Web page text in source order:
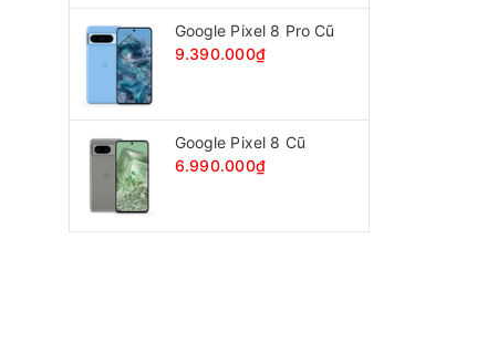
Google Pixel 8 Pro Cũ
9.390.000₫
Google Pixel 8 Cũ
6.990.000₫